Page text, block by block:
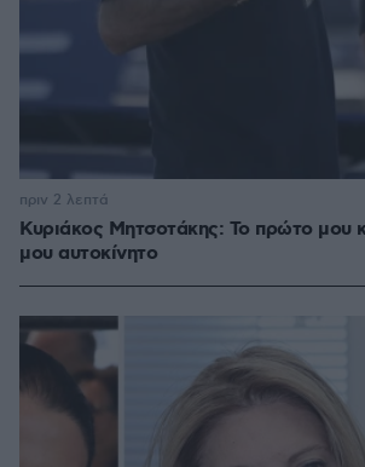
Κυριάκος Μητσοτάκης: Το πρώτο μου
μου αυτοκίνητο
πριν 2 λεπτά